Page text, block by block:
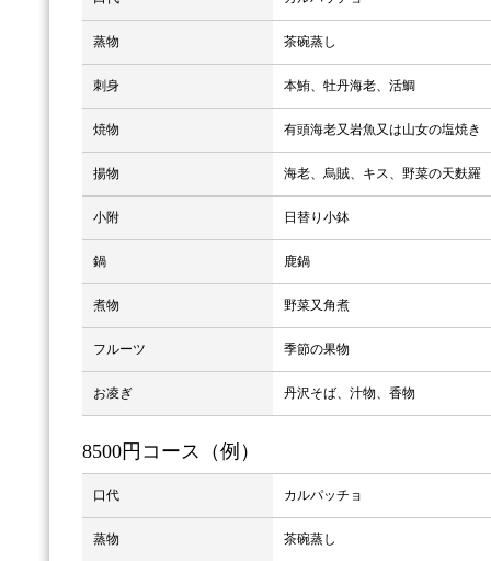
蒸物 茶碗蒸し
刺身 本鮪、牡丹海老、活鯛
焼物 有頭海老又岩魚又は山女の塩焼き
揚物 海老、烏賊、キス、野菜の天麩羅
小附 日替り小鉢
鍋 鹿鍋
煮物 野菜又角煮
フルーツ 季節の果物
お凌ぎ 丹沢そば、汁物、香物
8500円コース（例）
口代 カルパッチョ
蒸物 茶碗蒸し